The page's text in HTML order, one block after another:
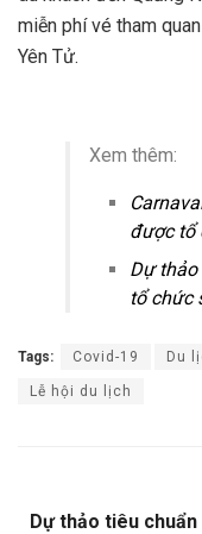
miễn phí vé tham
Yên Tử.
Xem thêm:
được tổ
Dự
tổ chức
Tags: Covid-19 Du
Lễ hội du lịch
Dự thảo tiêu